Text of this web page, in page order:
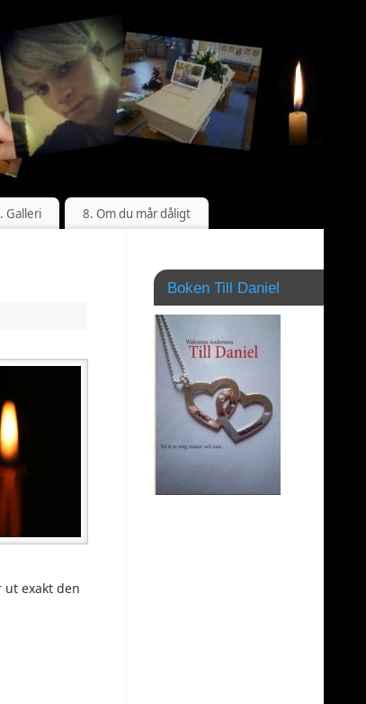
Galleri 8. Om du mår dåligt
ut exakt den
Boken Till Daniel